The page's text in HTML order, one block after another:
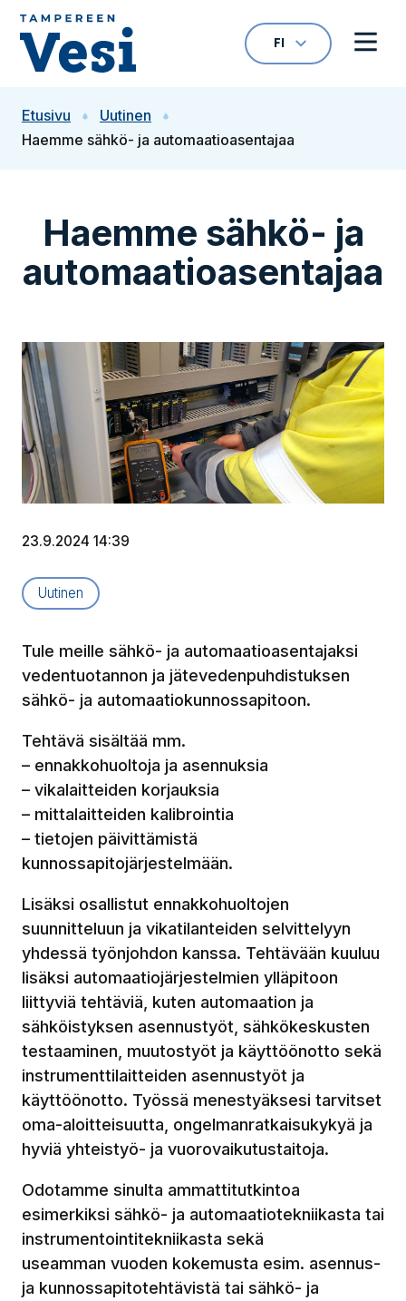
Siirry sisältöön
VALITTU KIELI:
FI
Avaa
Etusivu
Uutinen
Haemme sähkö- ja automaatioasentajaa
Haemme sähkö- ja
automaatioasentajaa
23.9.2024 14:39
Artikkelityyppi:
Uutinen
Tule meille sähkö- ja automaatioasentajaksi
vedentuotannon ja jätevedenpuhdistuksen
sähkö- ja automaatiokunnossapitoon.
Tehtävä sisältää mm.
– ennakkohuoltoja ja asennuksia
– vikalaitteiden korjauksia
– mittalaitteiden kalibrointia
– tietojen päivittämistä
kunnossapitojärjestelmään.
Lisäksi osallistut ennakkohuoltojen
suunnitteluun ja vikatilanteiden selvittelyyn
yhdessä työnjohdon kanssa. Tehtävään kuuluu
lisäksi automaatiojärjestelmien ylläpitoon
liittyviä tehtäviä, kuten automaation ja
sähköistyksen asennustyöt, sähkökeskusten
testaaminen, muutostyöt ja käyttöönotto sekä
instrumenttilaitteiden asennustyöt ja
käyttöönotto. Työssä menestyäksesi tarvitset
oma-aloitteisuutta, ongelmanratkaisukykyä ja
hyviä yhteistyö- ja vuorovaikutustaitoja.
Odotamme sinulta ammattitutkintoa
esimerkiksi sähkö- ja automaatiotekniikasta tai
instrumentointitekniikasta sekä
useamman vuoden kokemusta esim. asennus-
ja kunnossapitotehtävistä tai sähkö- ja